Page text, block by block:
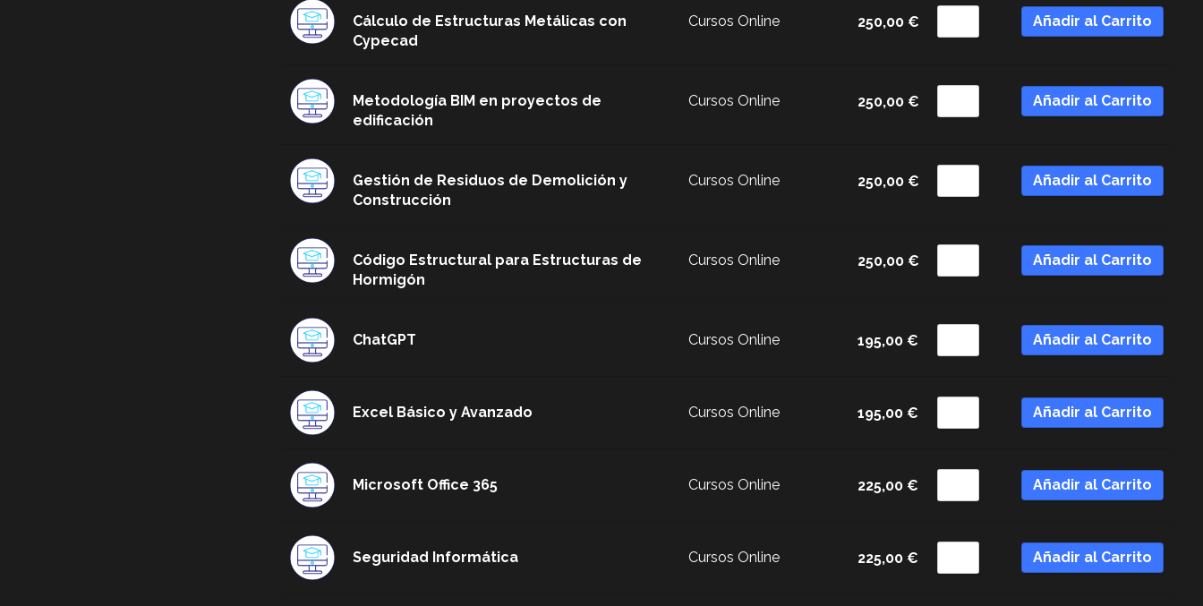
Cálculo de Estructuras Metálicas con
Cypecad
Cursos Online 250,00 € Añadir al Carrito
Metodología BIM en proyectos de
edificación
Cursos Online 250,00 € Añadir al Carrito
Gestión de Residuos de Demolición y
Construcción
Cursos Online 250,00 € Añadir al Carrito
Código Estructural para Estructuras de
Hormigón
Cursos Online 250,00 € Añadir al Carrito
ChatGPT Cursos Online 195,00 € Añadir al Carrito
Excel Básico y Avanzado Cursos Online 195,00 € Añadir al Carrito
Microsoft Office 365 Cursos Online 225,00 € Añadir al Carrito
Seguridad Informática Cursos Online 225,00 € Añadir al Carrito